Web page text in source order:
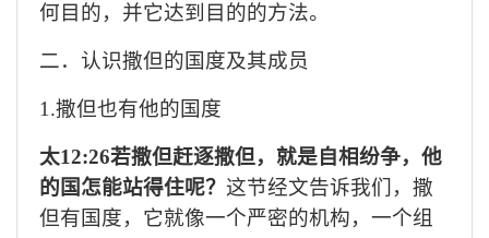
何目的，并它达到目的的方法。
二．认识撒但的国度及其成员
1.撒但也有他的国度
太12:26若撒但赶逐撒但，就是自相纷争，他
的国怎能站得住呢？ 这节经文告诉我们，撒
但有国度，它就像一个严密的机构，一个组